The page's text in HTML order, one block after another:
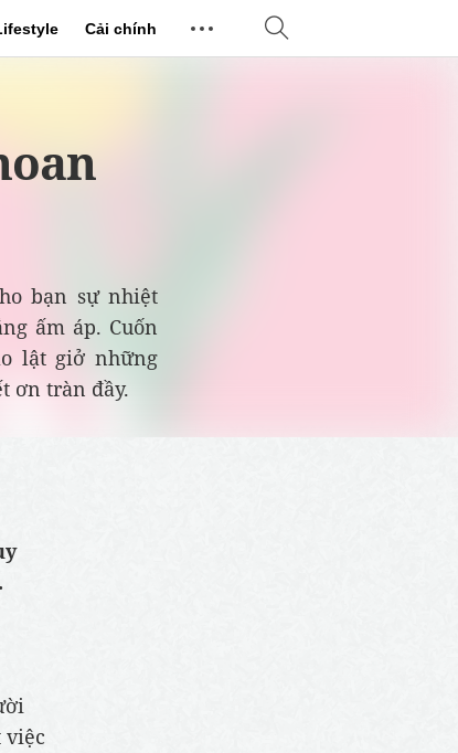
Cải chính
bạn sự nhiệt
ấm áp. Cuốn
lật giở những
ơn tràn đầy.
việc